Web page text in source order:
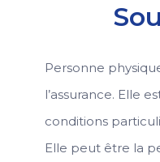
Personne
l’assurance. Elle
conditions
Elle peut être la